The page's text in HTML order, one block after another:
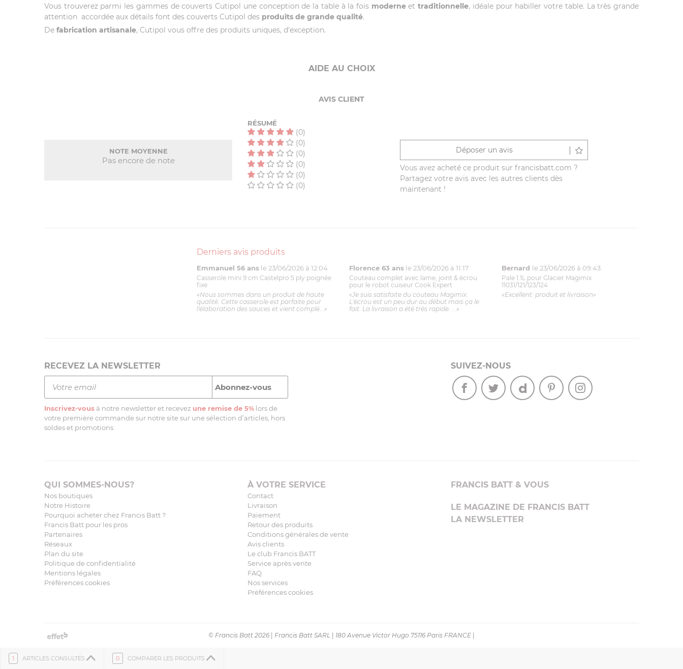
Vous trouverez parmi les gammes de couverts Cutipol une conception de la table à la fois moderneettraditionnelle, idéale pour habiller votre table. La très grande
attention accordée aux détails font des couverts Cutipol des produits de grande qualité.
De fabrication artisanale, Cutipol vous offre des produits uniques, d'exception.
AIDE AU CHOIX
AVIS CLIENT
NOTE MOYENNE
Pas encore de note
RÉSUMÉ
(0)
(0)
(0)
(0)
(0)
(0)
Déposer un avis
Vous avez acheté ce produit sur francisbatt.com ?
Partagez votre avis avec les autres clients dès
maintenant !
Derniers avis produits
Emmanuel 56 ans le 23/06/2026 à 12:04
Casserole mini 9 cm Castelpro 5 ply poignée
fixe
«Nous sommes dans un produit de haute
qualité. Cette casserole est parfaite pour
l'élaboration des sauces et vient complé...»
Florence 63 ans le 23/06/2026 à 11:17
Couteau complet avec lame, joint & écrou
pour le robot cuiseur Cook Expert
«Je suis satisfaite du couteau Magimix.
L'écrou est un peu dur au début mais ça le
fait. La livraison a été très rapide. ...»
Bernard le 23/06/2026 à 09:43
Pale 1.1L pour Glacier Magimix
11031/121/123/124
«Excellent: produit et livraison»
RECEVEZ LA NEWSLETTER
Inscrivez-vous à notre newsletter et recevez une remise de 5% lors de
votre première commande sur notre site sur une sélection d’articles, hors
soldes et promotions
SUIVEZ-NOUS
QUI SOMMES-NOUS?
Nos boutiques
Notre Histoire
Pourquoi acheter chez Francis Batt ?
Francis Batt pour les pros
Partenaires
Réseaux
Plan du site
Politique de confidentialité
Mentions légales
Préférences cookies
À VOTRE SERVICE
Contact
Livraison
Paiement
Retour des produits
Conditions générales de vente
Avis clients
Le club Francis BATT
Service après vente
FAQ
Nos services
Préférences cookies
FRANCIS BATT & VOUS
LE MAGAZINE DE FRANCIS BATT
LA NEWSLETTER
© Francis Batt 2026 Francis Batt SARL 180 Avenue Victor Hugo 75116 Paris FRANCE
1 ARTICLES CONSULTÉS 0 COMPARER LES PRODUITS